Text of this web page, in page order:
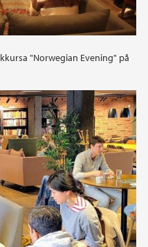
"Norwegian Evening" på